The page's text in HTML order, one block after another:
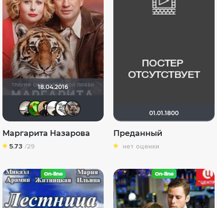
18.04.2016
Рижанка
Soverato
Маргарита Назарова
5.73 /29
01.01.1800
Преданный
нет оценки